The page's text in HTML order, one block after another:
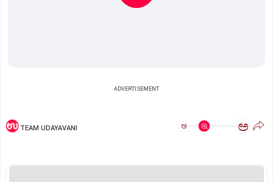
ADVERTISEMENT
TEAM UDAYAVANI ಅ ಅ